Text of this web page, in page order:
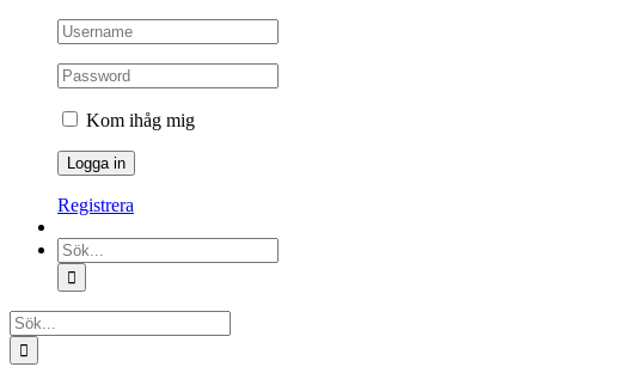
Kom ihåg mig
Registrera
Sök
efter:
Sök
efter: